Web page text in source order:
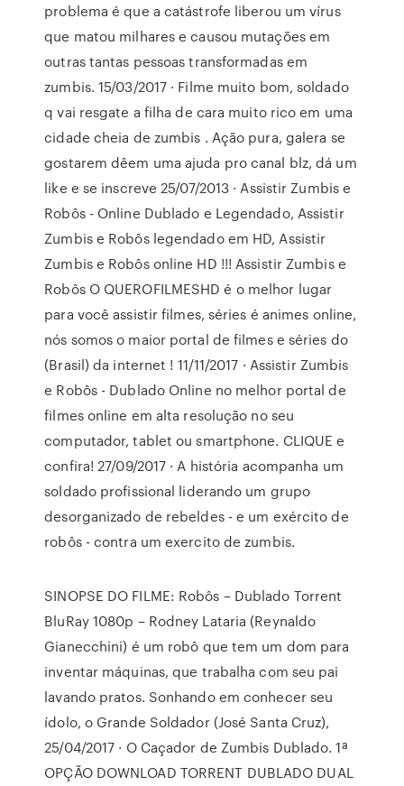
problema é que a catástrofe liberou um vírus
que matou milhares e causou mutações em
outras tantas pessoas transformadas em
zumbis. 15/03/2017 · Filme muito bom, soldado
q vai resgate a filha de cara muito rico em uma
cidade cheia de zumbis . Ação pura, galera se
gostarem dêem uma ajuda pro canal blz, dá um
like e se inscreve 25/07/2013 · Assistir Zumbis e
Robôs - Online Dublado e Legendado, Assistir
Zumbis e Robôs legendado em HD, Assistir
Zumbis e Robôs online HD !!! Assistir Zumbis e
Robôs O QUEROFILMESHD é o melhor lugar
para você assistir filmes, séries é animes online,
nós somos o maior portal de filmes e séries do
(Brasil) da internet ! 11/11/2017 · Assistir Zumbis
e Robôs - Dublado Online no melhor portal de
filmes online em alta resolução no seu
computador, tablet ou smartphone. CLIQUE e
confira! 27/09/2017 · A história acompanha um
soldado profissional liderando um grupo
desorganizado de rebeldes - e um exército de
robôs - contra um exercito de zumbis.
SINOPSE DO FILME: Robôs – Dublado Torrent
BluRay 1080p – Rodney Lataria (Reynaldo
Gianecchini) é um robô que tem um dom para
inventar máquinas, que trabalha com seu pai
lavando pratos. Sonhando em conhecer seu
ídolo, o Grande Soldador (José Santa Cruz),
25/04/2017 · O Caçador de Zumbis Dublado. 1ª
OPÇÃO DOWNLOAD TORRENT DUBLADO DUAL